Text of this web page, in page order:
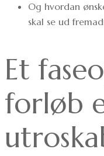
Og hvordan
skal se ud
Et
forløb